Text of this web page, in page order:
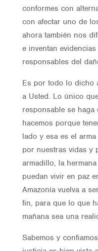
conformes con
con afectar uno de
ahora también nos
e inventan
responsables del
Es por todo lo dicho
a Usted. Lo único
responsable se
hacemos porque
lado y esa es el
por nuestras vidas y
armadillo, la
puedan vivir en paz
Amazonía vuelva a
fin, para que lo que
mañana sea una
Sabemos y